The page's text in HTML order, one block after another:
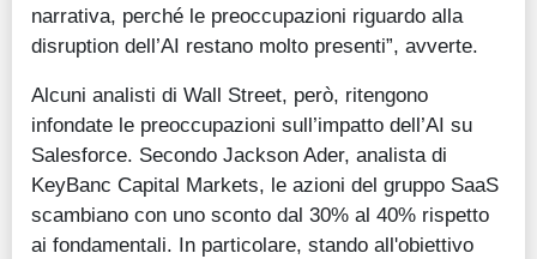
narrativa, perché le preoccupazioni riguardo alla
disruption dell’AI restano molto presenti”, avverte.
Alcuni analisti di Wall Street, però, ritengono
infondate le preoccupazioni sull’impatto dell’AI su
Salesforce. Secondo Jackson Ader, analista di
KeyBanc Capital Markets, le azioni del gruppo SaaS
scambiano con uno sconto dal 30% al 40% rispetto
ai fondamentali. In particolare, stando all'obiettivo